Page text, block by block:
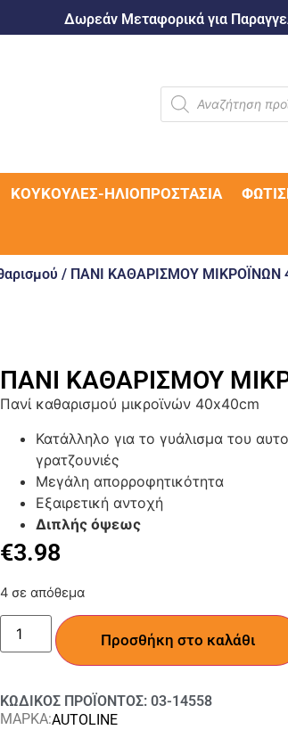
Δωρεάν Μεταφορικά για
ΚΟΥΚΟΎΛΕΣ-ΗΛΙΟΠΡΟΣΤΑΣΊΑ
/ ΠΑΝΙ ΚΑΘΑΡΙΣΜΟΥ ΜΙΚΡΟΪΝΩΝ
ΠΑΝΙ ΚΑΘΑΡΙΣΜΟΥ
Πανί καθαρισμού μικροϊνών 40x40cm
Κατάλληλο για το γυάλισμα του
γρατζουνιές
Μεγάλη απορροφητικότητα
Εξαιρετική αντοχή
Διπλής όψεως
€3.98
4 σε απόθεμα
Προσθήκη στο καλάθι
ΚΩΔΙΚΟΣ ΠΡΟΪΟΝΤΟΣ: 03-14558
ΜΑΡΚΑ:AUTOLINE